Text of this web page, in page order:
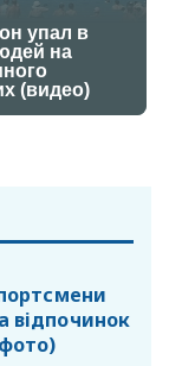
відпочинок